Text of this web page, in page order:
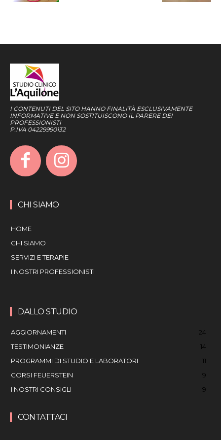
I CONTENUTI DEL SITO HANNO FINALITÀ ESCLUSIVAMENTE
INFORMATIVE E NON SOSTITUISCONO IL PARERE DEI
PROFESSIONISTI
P.IVA 04229990132
CHI SIAMO
HOME
CHI SIAMO
SERVIZI E TERAPIE
I NOSTRI PROFESSIONISTI
DALLO STUDIO
AGGIORNAMENTI
24
TESTIMONIANZE
14
PROGRAMMI DI STUDIO E LABORATORI
11
CORSI FEUERSTEIN
9
I NOSTRI CONSIGLI
9
CONTATTACI